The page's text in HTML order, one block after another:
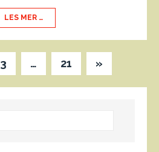
LES MER …
3 … 21 »